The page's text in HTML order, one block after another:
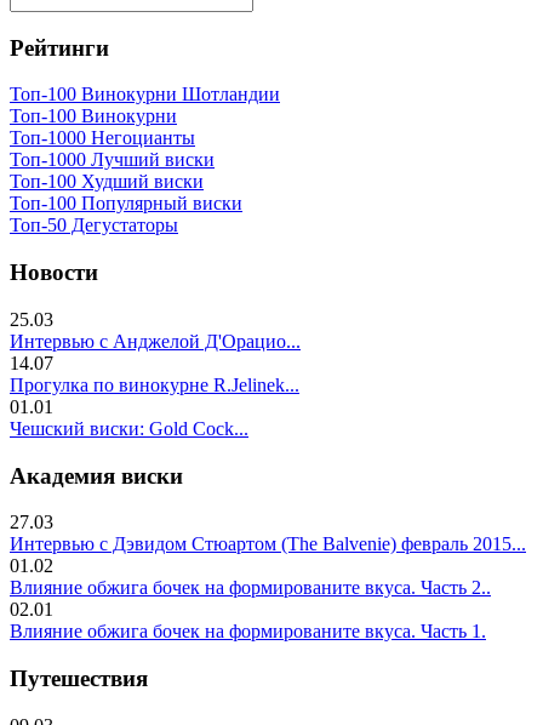
Рейтинги
Топ-100 Винокурни Шотландии
Топ-100 Винокурни
Топ-1000 Негоцианты
Топ-1000 Лучший виски
Топ-100 Худший виски
Топ-100 Популярный виски
Топ-50 Дегустаторы
Новости
25.03
Интервью с Анджелой Д'Орацио...
14.07
Прогулка по винокурне R.Jelinek...
01.01
Чешский виски: Gold Cock...
Академия виски
27.03
Интервью с Дэвидом Стюартом (The Balvenie) февраль 2015...
01.02
Влияние обжига бочек на формированите вкуса. Часть 2..
02.01
Влияние обжига бочек на формированите вкуса. Часть 1.
Путешествия